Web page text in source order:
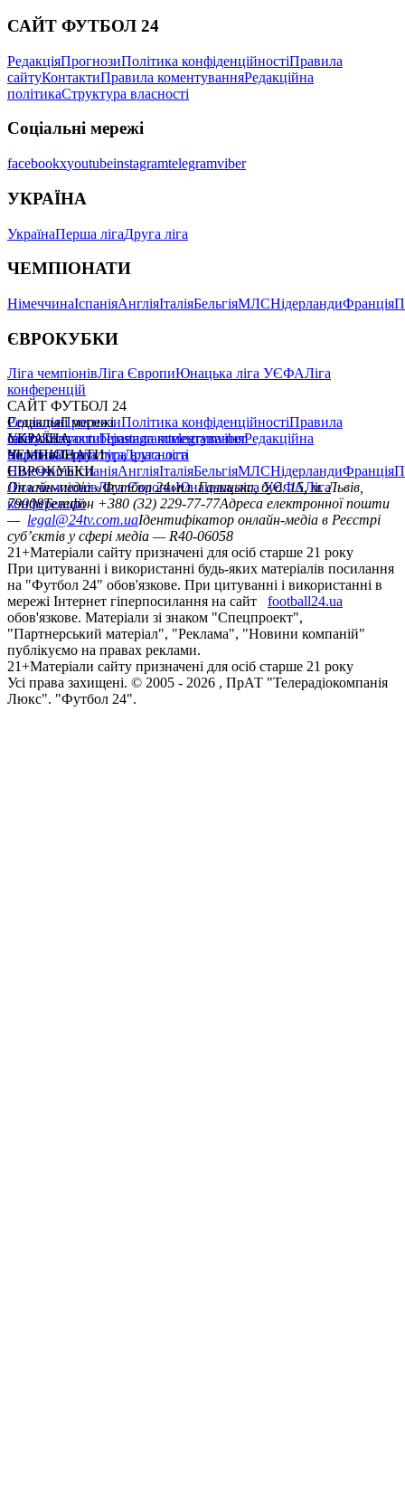
САЙТ ФУТБОЛ 24
РедакціяПрогнозиПолітика конфіденційностіПравила
сайтуКонтактиПравила коментуванняРедакційна
політикаСтруктура власності
Соціальні мережі
facebookxyoutubeinstagramtelegramviber
УКРАЇНА
УкраїнаПерша лігаДруга ліга
ЧЕМПІОНАТИ
НімеччинаІспаніяАнгліяІталіяБельгіяМЛСНідерландиФранція
ЄВРОКУБКИ
Ліга чемпіонівЛіга ЄвропиЮнацька ліга УЄФАЛіга
конференцій
САЙТ ФУТБОЛ 24
РедакціяПрогнозиПолітика конфіденційностіПравила
сайтуКонтактиПравила коментуванняРедакційна
політикаСтруктура власності
Соціальні мережі
facebookxyoutubeinstagramtelegramviber
УКРАЇНА
УкраїнаПерша лігаДруга ліга
ЧЕМПІОНАТИ
НімеччинаІспаніяАнгліяІталіяБельгіяМЛСНідерландиФранція
ЄВРОКУБКИ
Ліга чемпіонівЛіга ЄвропиЮнацька ліга УЄФАЛіга
конференцій
Онлайн-медіа «Футбол 24»пл. Галицька, буд. 15, м. Львів,
79008Телефон +380 (32) 229-77-77Адреса електронної пошти
— legal@24tv.com.uaІдентифікатор онлайн-медіа в Реєстрі
суб’єктів у сфері медіа — R40-06058
21+Матеріали сайту призначені для осіб старше 21 року
При цитуванні і використанні будь-яких матеріалів посилання
на "Футбол 24" обов'язкове. При цитуванні і використанні в
мережі Інтернет гіперпосилання на сайт
football24.ua
обов'язкове. Матеріали зі знаком "Спецпроект",
"Партнерський матеріал", "Реклама", "Новини компаній"
публікуємо на правах реклами.
21+Матеріали сайту призначені для осіб старше 21 року
Усi права захищенi. © 2005 - 2026 , ПрАТ "Телерадіокомпанія
Люкс". "Футбол 24".